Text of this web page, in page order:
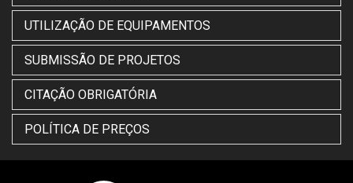
UTILIZAÇÃO DE EQUIPAMENTOS
SUBMISSÃO DE PROJETOS
CITAÇÃO OBRIGATÓRIA
POLÍTICA DE PREÇOS